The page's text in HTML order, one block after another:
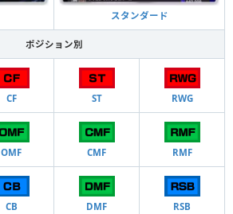
スタンダード
ポジション別
CF ST RWG
OMF CMF RMF
CB DMF RSB